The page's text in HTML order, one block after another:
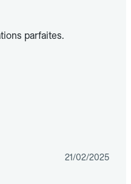
parfaites.
21/02/2025